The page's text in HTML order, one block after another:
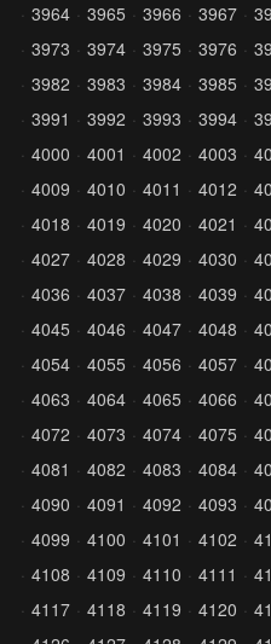
3964
3965 3966 3967
3973
3974 3975 3976
3982
3983 3984 3985
3991
3992 3993 3994
4000
4001 4002 4003
4009
4010 4011 4012
4018
4019 4020 4021
4027
4028 4029 4030
4036
4037 4038 4039
4045
4046 4047 4048
4054
4055 4056 4057
4063
4064 4065 4066
4072
4073 4074 4075
4081
4082 4083 4084
4090
4091 4092 4093
4099
4100 4101 4102
4108
4109 4110 4111
4117
4118 4119 4120